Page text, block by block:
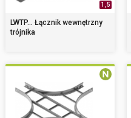
1,5
LWTP... Łącznik wewnętrzny
trójnika